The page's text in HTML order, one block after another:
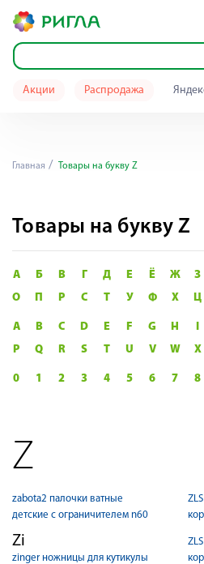
Акции Распродажа
Главная Товары на букву Z
Товары на букву Z
А Б В Г Д Е Ё Ж З
О
П Р С Т У Ф Х Ц
A B C D E F G H I
P
Q R S T U V W X
0 1 2 3 4 5 6 7 8
Z
zabota2 палочки ватные
детские с ограничителем n60
Zi
zinger ножницы для кутикулы